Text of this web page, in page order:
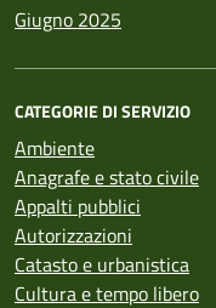
Giugno 2025
CATEGORIE DI SERVIZIO
Ambiente
Anagrafe e stato civile
Appalti pubblici
Autorizzazioni
Catasto e urbanistica
Cultura e tempo libero